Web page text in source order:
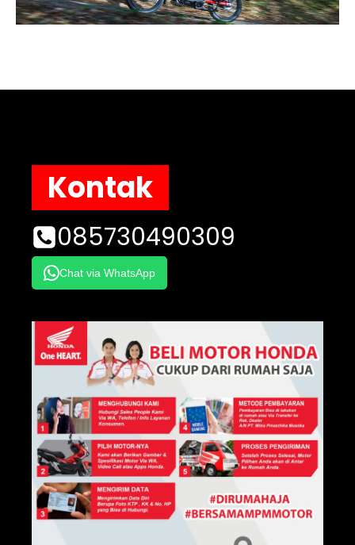
Kontak
085730490309
Chat via WhatsApp